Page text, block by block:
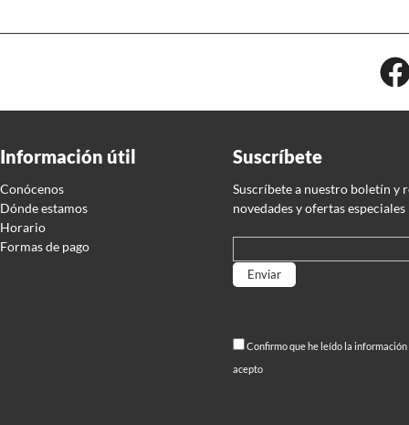
Información útil
Conócenos
Dónde estamos
Horario
Formas de pago
Suscríbete
Suscríbete a nuestro boletín y
novedades y ofertas especiales
Confirmo que he leído la
acepto